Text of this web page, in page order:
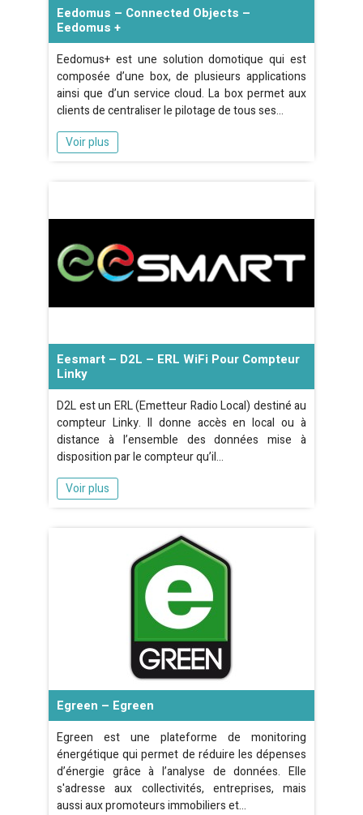
Eedomus – Connected Objects –
Eedomus +
Eedomus+ est une solution domotique qui est
composée d’une box, de plusieurs applications
ainsi que d’un service cloud. La box permet aux
clients de centraliser le pilotage de tous ses…
Voir plus
Eesmart – D2L – ERL WiFi Pour Compteur
Linky
D2L est un ERL (Emetteur Radio Local) destiné au
compteur Linky. Il donne accès en local ou à
distance à l’ensemble des données mise à
disposition par le compteur qu’il…
Voir plus
Egreen – Egreen
Egreen est une plateforme de monitoring
énergétique qui permet de réduire les dépenses
d’énergie grâce à l’analyse de données. Elle
s'adresse aux collectivités, entreprises, mais
aussi aux promoteurs immobiliers et…